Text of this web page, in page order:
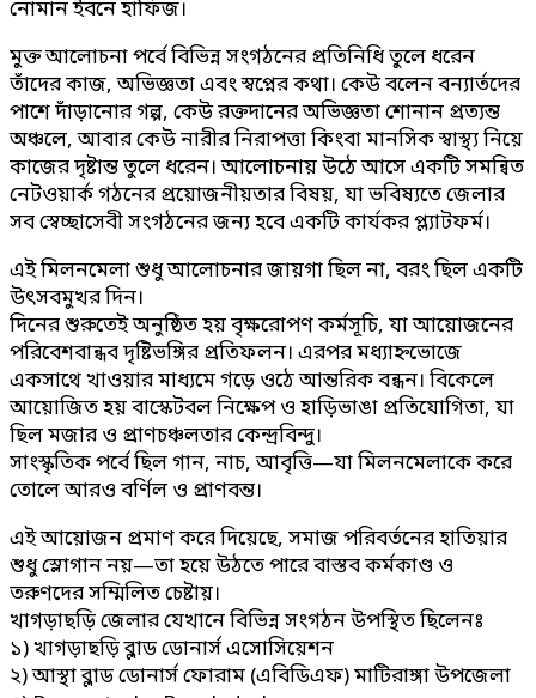
নোমান ইবনে হাফিজ।
মুক্ত আলোচনা পর্বে বিভিন্ন সংগঠনের প্রতিনিধি তুলে ধরেন
তাঁদের কাজ, অভিজ্ঞতা এবং স্বপ্নের কথা। কেউ বলেন বন্যার্তদের
পাশে দাঁড়ানোর গল্প, কেউ রক্তদানের অভিজ্ঞতা শোনান প্রত্যন্ত
অঞ্চলে, আবার কেউ নারীর নিরাপত্তা কিংবা মানসিক স্বাস্থ্য নিয়ে
কাজের দৃষ্টান্ত তুলে ধরেন। আলোচনায় উঠে আসে একটি সমন্বিত
নেটওয়ার্ক গঠনের প্রয়োজনীয়তার বিষয়, যা ভবিষ্যতে জেলার
সব স্বেচ্ছাসেবী সংগঠনের জন্য হবে একটি কার্যকর প্ল্যাটফর্ম।
এই মিলনমেলা শুধু আলোচনার জায়গা ছিল না, বরং ছিল একটি
উৎসবমুখর দিন।
দিনের শুরুতেই অনুষ্ঠিত হয় বৃক্ষরোপণ কর্মসূচি, যা আয়োজনের
পরিবেশবান্ধব দৃষ্টিভঙ্গির প্রতিফলন। এরপর মধ্যাহ্নভোজে
একসাথে খাওয়ার মাধ্যমে গড়ে ওঠে আন্তরিক বন্ধন। বিকেলে
আয়োজিত হয় বাস্কেটবল নিক্ষেপ ও হাড়িভাঙা প্রতিযোগিতা, যা
ছিল মজার ও প্রাণচঞ্চলতার কেন্দ্রবিন্দু।
সাংস্কৃতিক পর্বে ছিল গান, নাচ, আবৃত্তি—যা মিলনমেলাকে করে
তোলে আরও বর্ণিল ও প্রাণবন্ত।
এই আয়োজন প্রমাণ করে দিয়েছে, সমাজ পরিবর্তনের হাতিয়ার
শুধু স্লোগান নয়—তা হয়ে উঠতে পারে বাস্তব কর্মকাণ্ড ও
তরুণদের সম্মিলিত চেষ্টায়।
খাগড়াছড়ি জেলার যেখানে বিভিন্ন সংগঠন উপস্থিত ছিলেনঃ
১) খাগড়াছড়ি ব্লাড ডোনার্স এসোসিয়েশন
২) আস্থা ব্লাড ডোনার্স ফোরাম (এবিডিএফ) মাটিরাঙ্গা উপজেলা